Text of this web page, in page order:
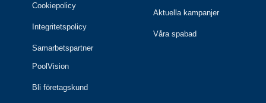
Cookiepolicy
Integritetspolicy
Samarbetspartner
PoolVision
Bli företagskund
Aktuella kampanjer
Våra spabad